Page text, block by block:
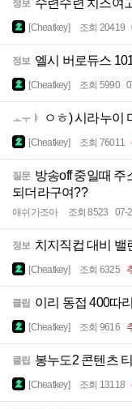
정보 수련수련 치즈여
[Cheatkey] 조회 20419
정보 엘시 버로듀스
[Cheatkey] 조회 5990
ㅗㅜㅑ ㅇㅎ) 시라누이
[Cheatkey] 조회 76011
질문 방송off 중일때 주
되더라구여??
애쉬가조아 조회 8523 07-
정보 치지직컵 대비 밸
[Cheatkey] 조회 6325
클립 이리 동접 400따
[Cheatkey] 조회 9616
클립 봉누도2 콘텐츠
[Cheatkey] 조회 13118